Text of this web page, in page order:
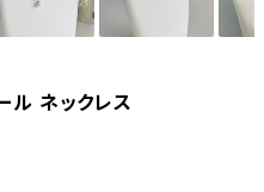
ル ネックレス